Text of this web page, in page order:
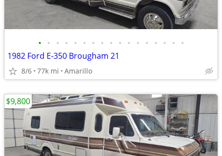
• • • • • • • • • • • • • • • • •
1982 Ford E-350 Brougham 21
8/6 77k mi Amarillo
$9,800